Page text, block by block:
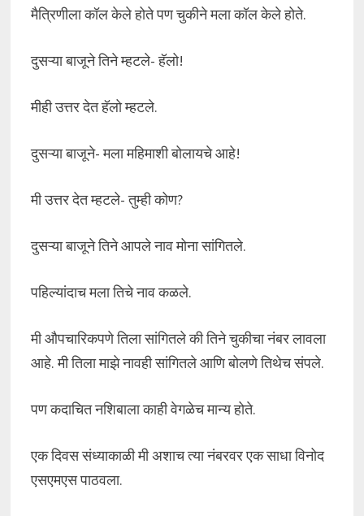
मैत्रिणीला कॉल केले होते पण चुकीने मला कॉल केले होते.
दुसऱ्या बाजूने तिने म्हटले- हॅलो!
मीही उत्तर देत हॅलो म्हटले.
दुसऱ्या बाजूने- मला महिमाशी बोलायचे आहे!
मी उत्तर देत म्हटले- तुम्ही कोण?
दुसऱ्या बाजूने तिने आपले नाव मोना सांगितले.
पहिल्यांदाच मला तिचे नाव कळले.
मी औपचारिकपणे तिला सांगितले की तिने चुकीचा नंबर लावला
आहे. मी तिला माझे नावही सांगितले आणि बोलणे तिथेच संपले.
पण कदाचित नशिबाला काही वेगळेच मान्य होते.
एक दिवस संध्याकाळी मी अशाच त्या नंबरवर एक साधा विनोद
एसएमएस पाठवला.